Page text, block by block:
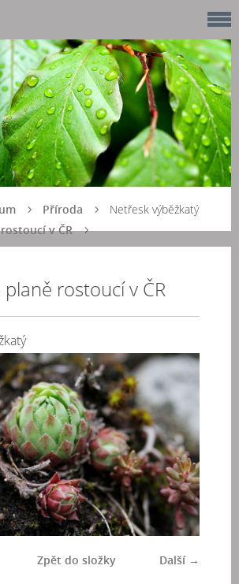
Příroda
v ČR
Netřesk výběžkatý
planě rostoucí v ČR
Další →
Zpět do složky